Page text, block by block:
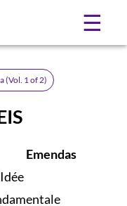
☰
(Vol. 1 of 2)
Emendas